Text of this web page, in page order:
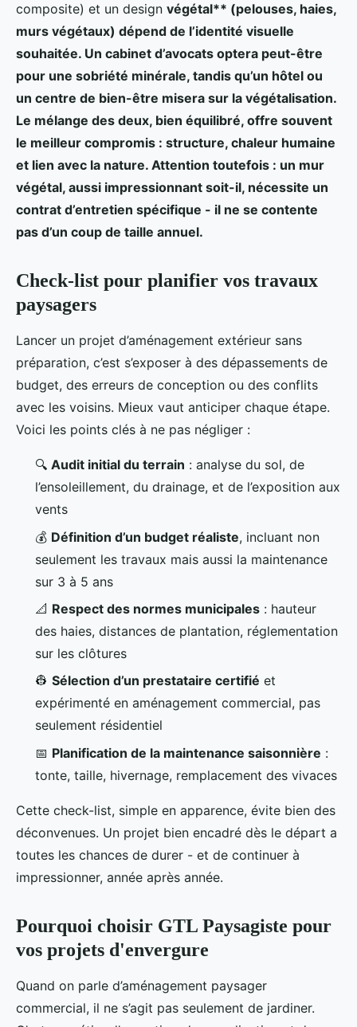
composite) et un design végétal** (pelouses, haies,
murs végétaux) dépend de l’identité visuelle
souhaitée. Un cabinet d’avocats optera peut-être
pour une sobriété minérale, tandis qu’un hôtel ou
un centre de bien-être misera sur la végétalisation.
Le mélange des deux, bien équilibré, offre souvent
le meilleur compromis : structure, chaleur humaine
et lien avec la nature. Attention toutefois : un mur
végétal, aussi impressionnant soit-il, nécessite un
contrat d’entretien spécifique - il ne se contente
pas d’un coup de taille annuel.
Check-list pour planifier vos travaux
paysagers
Lancer un projet d’aménagement extérieur sans
préparation, c’est s’exposer à des dépassements de
budget, des erreurs de conception ou des conflits
avec les voisins. Mieux vaut anticiper chaque étape.
Voici les points clés à ne pas négliger :
🔍 Audit initial du terrain : analyse du sol, de
l’ensoleillement, du drainage, et de l’exposition aux
vents
💰 Définition d’un budget réaliste, incluant non
seulement les travaux mais aussi la maintenance
sur 3 à 5 ans
📐 Respect des normes municipales : hauteur
des haies, distances de plantation, réglementation
sur les clôtures
👷 Sélection d’un prestataire certifié et
expérimenté en aménagement commercial, pas
seulement résidentiel
📅 Planification de la maintenance saisonnière :
tonte, taille, hivernage, remplacement des vivaces
Cette check-list, simple en apparence, évite bien des
déconvenues. Un projet bien encadré dès le départ a
toutes les chances de durer - et de continuer à
impressionner, année après année.
Pourquoi choisir GTL Paysagiste pour
vos projets d'envergure
Quand on parle d’aménagement paysager
commercial, il ne s’agit pas seulement de jardiner.